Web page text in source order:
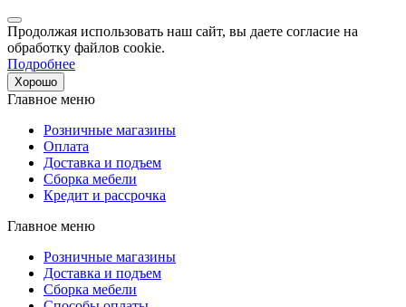
Продолжая использовать наш сайт, вы даете согласие на
обработку файлов cookie.
Подробнее
Хорошо
Главное меню
Розничные магазины
Оплата
Доставка и подъем
Сборка мебели
Кредит и рассрочка
Главное меню
Розничные магазины
Доставка и подъем
Сборка мебели